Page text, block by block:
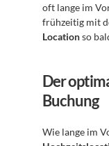
oft lange im
Location so
Der
Buchung